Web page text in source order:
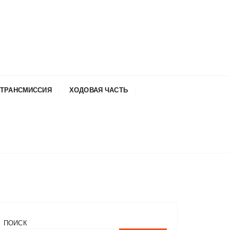
ТРАНСМИССИЯ ХОДОВАЯ ЧАСТЬ
ПОИСК